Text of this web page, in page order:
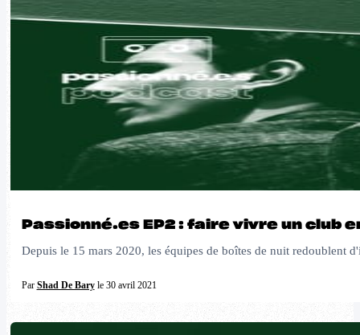
Passionné.es EP2 : faire vivre un club
Depuis le 15 mars 2020, les équipes de boîtes de nuit redoublent
Par Shad De Baryle 30 avril 2021